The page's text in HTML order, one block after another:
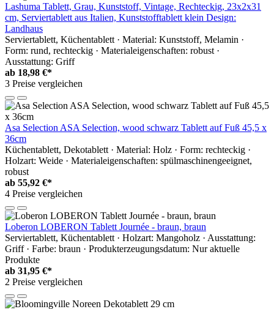
Lashuma Tablett, Grau, Kunststoff, Vintage, Rechteckig, 23x2x31
cm, Serviertablett aus Italien, Kunststofftablett klein Design:
Landhaus
Serviertablett, Küchentablett · Material: Kunststoff, Melamin ·
Form: rund, rechteckig · Materialeigenschaften: robust ·
Ausstattung: Griff
ab 18,98 €*
3 Preise vergleichen
Asa Selection ASA Selection, wood schwarz Tablett auf Fuß 45,5 x
36cm
Küchentablett, Dekotablett · Material: Holz · Form: rechteckig ·
Holzart: Weide · Materialeigenschaften: spülmaschinengeeignet,
robust
ab 55,92 €*
4 Preise vergleichen
Loberon LOBERON Tablett Journée - braun, braun
Serviertablett, Küchentablett · Holzart: Mangoholz · Ausstattung:
Griff · Farbe: braun · Produkterzeugungsdatum: Nur aktuelle
Produkte
ab 31,95 €*
2 Preise vergleichen